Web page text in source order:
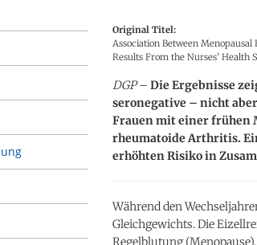
Original Titel:
Association Between
Results From the Nurses’ Health
DGP– Die Ergebnisse
seronegative – nicht
Frauen mit einer frühen
rheumatoide Arthritis.
erhöhten Risiko in
Während den
Gleichgewichts. Die
Regelblutung